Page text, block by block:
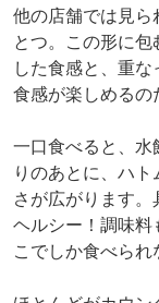
他の店舗では見
とつ。この形に
した食感と、重
食感が楽しめるの
一口食べると、
りのあとに、ハ
さが広がります
ヘルシー！調味料
こでしか食べられ